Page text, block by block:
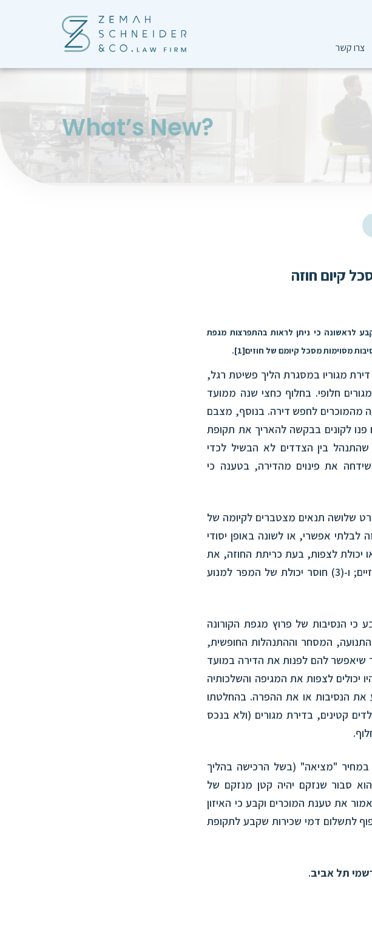
צרו קשר
?What’s New
קיום חוזה
נקבע לראשונה כי ניתן לראות בהתפרצות מגפת
מסוימות מסכל קיומם של חוזים[1]
.
מגוריו במסגרת הליך פשיטת רגל,
חלופי. בחלוף כחצי שנה ממועד
מהמוכרים לחפש דירה. בנוסף, מצבם
פנו לקונים בבקשה להאריך את תקופת
בין הצדדים לא הבשיל לכדי
את פינוים מהדירה, בטענה כי
(תרופות בשל הפרת חוזה), תשל"א-1970 מפרט שלושה תנאים מצטברים לקיומה של
החוזה לבלתי אפשרי, או לשונה באופן יסודי
(2) היעדר ידיעה או יכולת לצפות, בעת כריתת החוזה, את
הנסיבות המסכלות והשלכותיהן המעשיות על היחסים החוזיים; ו-(3) חוסר יכולת של המפר למנוע
כי הנסיבות של פרוץ מגפת הקורונה
המסחר וההתנהלות החופשית,
שיאפשר להם לפנות את הדירה במועד
יכולים לצפות את המגיפה והשלכותיה
את הנסיבות או את ההפרה. בהחלטתו
קטינים, בדירת מגורים (ולא בנכס
"מציאה" (בשל הרכישה בהליך
סבור שנזקם יהיה קטן מנזקם של
את טענת המוכרים וקבע כי האיזון
דחיית מועד הפינוי ב-45 ימים, בכפוף לתשלום דמי שכירות שקבע לתקופת
תל אביב.